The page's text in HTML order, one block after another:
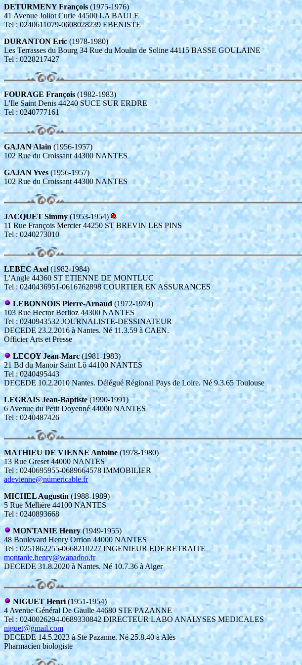
DETURMENY François(1975-1976)
41 Avenue Joliot Curie 44500 LA BAULE
Tel : 0240611079-0608028239 EBENISTE
DURANTON Eric (1978-1980)
Les Terrasses du Bourg 34 Rue du Moulin de Soline 44115 BASSE GOULAINE
Tel : 0228217427
FOURAGE François (1982-1983)
L'Ile Saint Denis 44240 SUCE SUR ERDRE
Tel : 0240777161
GAJAN Alain(1956-1957)
102 Rue du Croissant 44300 NANTES
GAJAN Yves (1956-1957)
102 Rue du Croissant 44300 NANTES
JACQUET Simmy(1953-1954)
11 Rue François Mercier 44250 ST BREVIN LES PINS
Tel : 0240273010
LEBEC Axel(1982-1984)
L'Angle 44360 ST ETIENNE DE MONTLUC
Tel : 0240436951-0616762898 COURTIER EN ASSURANCES
LEBONNOIS Pierre-Arnaud(1972-1974)
103 Rue Hector Berlioz 44300 NANTES
Tel : 0240943532 JOURNALISTE-DESSINATEUR
DECEDE 23.2.2016 à Nantes. Né 11.3.59 à CAEN.
Officier Arts et Presse
LECOY Jean-Marc (1981-1983)
21 Bd du Manoir Saint Lô 44100 NANTES
Tel : 0240495443
DECEDE 10.2.2010 Nantes. Délégué Régional Pays de Loire. Né 9.3.65 Toulouse
LEGRAIS Jean-Baptiste(1990-1991)
6 Avenue du Petit Doyenné 44000 NANTES
Tel : 0240487426
MATHIEU DE VIENNE Antoine(1978-1980)
13 Rue Greset 44000 NANTES
Tel : 0240695955-0689664578 IMMOBILIER
adevienne@numericable.fr
MICHEL Augustin (1988-1989)
5 Rue Mellière 44100 NANTES
Tel : 0240893668
MONTANIE Henry(1949-1955)
48 Boulevard Henry Orrion 44000 NANTES
Tel : 0251862255-0668210227 INGENIEUR EDF RETRAITE
montanie.henry@wanadoo.fr
DECEDE 31.8.2020 à Nantes. Né 10.7.36 à Alger
NIGUET Henri (1951-1954)
4 Avenue Général De Gaulle 44680 STE PAZANNE
Tel : 0240026294-0689330842 DIRECTEUR LABO ANALYSES MEDICALES
niguet@gmail.com
DECEDE 14.5.2023 à Ste Pazanne. Né 25.8.40 à Alès
Pharmacien biologiste